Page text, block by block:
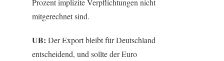
Prozent implizite Verpflichtungen nicht
mitgerechnet sind.
UB: Der Export bleibt für Deutschland
entscheidend, und sollte der Euro